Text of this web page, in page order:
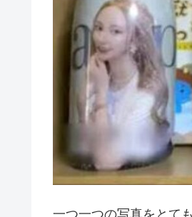
一つ一つの写真をとて